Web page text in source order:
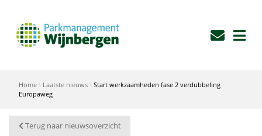
Home Laatste nieuws
Start werkzaamheden fase 2 verdubbeling
Europaweg
Terug naar nieuwsoverzicht